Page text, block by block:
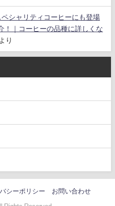
ペシャリティコーヒーにも登場
！｜コーヒーの品種に詳しくな
より
シーポリシー お問い合わせ